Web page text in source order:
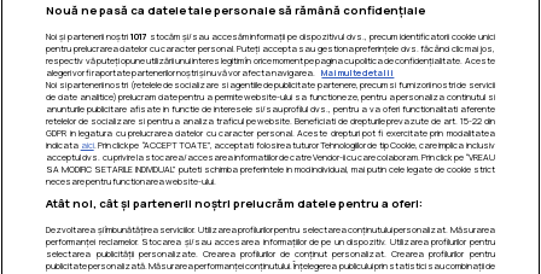
sau...
Nouă ne pasă ca datele tale personale să rămână confidențiale
Noi și partenerii noștri 1017 stocăm și/sau accesăm informații pe dispozitivul dvs., precum identificatorii cookie unici
pentru prelucrarea datelor cu caracter personal. Puteți accepta sau gestiona preferințele dvs. făcând clic mai jos,
respectiv vă puteți opune utilizării unui interes legitim în orice moment pe pagina cu politica de confidențialitate. Aceste
alegeri vor fi raportate partenerilor noștri și nu vă vor afecta navigarea.
Mai multe detalii
Noi si partenerii nostri (retelele de socializare si agentiile de publicitate partenere, precum si furnizorii nostri de servicii
de date analitice) prelucram date pentru a permite website-ului sa functioneze, pentru a personaliza continutul si
anunturile publicitare afisate in functie de interesele si/sau profilul dvs., pentru a va oferi functionalitati aferente
retelelor de socializare si pentru a analiza traficul pe website. Beneficiati de drepturile prevazute de art. 15-22 din
GDPR in legatura cu prelucrarea datelor cu caracter personal. Aceste drepturi pot fi exercitate prin modalitatea
indicata aici. Prin click pe “ACCEPT TOATE”, acceptati folosirea tuturor Tehnologiilor de tip Cookie, care implica inclusiv
acceptul dvs. cu privire la stocarea/accesarea informatiilor de catre Vendor-ii cu care colaboram. Prin click pe “VREAU
SA MODIFIC SETARILE INDIVIDUAL” puteti schimba preferintele in mod individual, mai putin cele legate de cookie strict
necesare pentru functionarea website-ului.
Atât noi, cât și partenerii noștri prelucrăm datele pentru a oferi:
Dezvoltarea și îmbunătățirea serviciilor. Utilizarea profilurilor pentru selectarea conținutului personalizat. Măsurarea
performanței reclamelor. Stocarea și/sau accesarea informațiilor de pe un dispozitiv. Utilizarea profilurilor pentru
selectarea publicității personalizate. Crearea profilurilor de conținut personalizat. Crearea profilurilor pentru
publicitate personalizată. Măsurarea performanței conținutului. Înțelegerea publicului prin statistici sau combinații de